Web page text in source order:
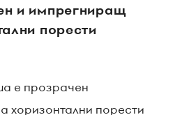
и импрегниращ
порести
е прозрачен
хоризонтални порести